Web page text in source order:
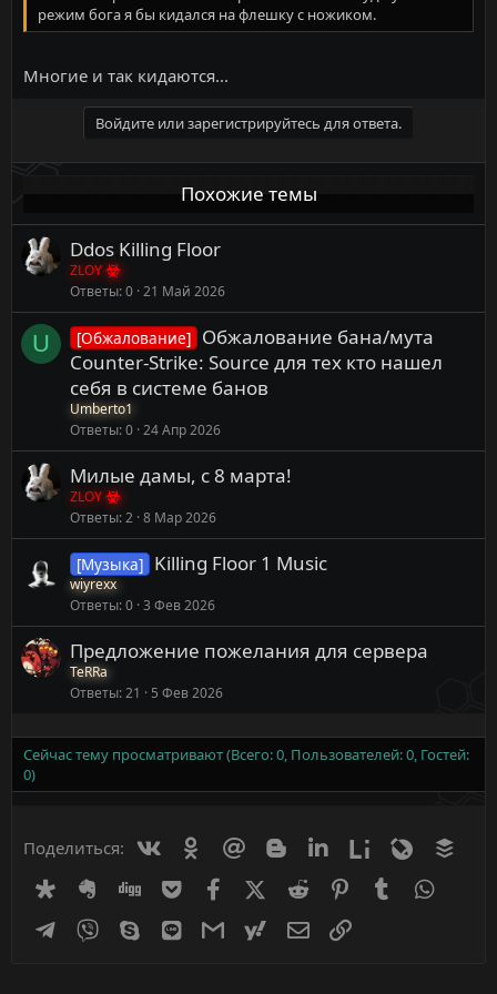
ADMIN ADMINSAYсообщение Показывает всем игрокам
имя_карты.rom
ADMIN SET ENGINE.GAMEINFO GAMEDIFFICULTY xМеняет
сложность следующей карты на x (1 = Бегиннер, 2 =
Самоубийственный)
Останавливает игру
режим бога я бы кидался на флешку с ножиком.
Многие и так кидаются...
Войдите или зарегистрируйтесь для ответа.
Похожие темы
Ddos Killing Floor
ZLOY
Ответы 0 21 Май 2026
U [Обжалование] Обжалование бана/мута
Counter-Strike: Source для тех кто нашел
себя в системе банов
Umberto1
Ответы 0 24 Апр 2026
Милые дамы, с 8 марта!
ZLOY
Ответы 2 8 Мар 2026
[Музыка] Killing Floor 1 Music
wiyrexx
Ответы 0 3 Фев 2026
Предложение пожелания для сервера
TeRRa
Ответы 21 5 Фев 2026
Сейчас тему просматривают (Всего: 0, Пользователей: 0, Гостей:
0)
Поделиться: ВконтактеОдноклассники
Mail.ru BloggerLinkedinLiveinternet
Livejournal
DiasporaEvernoteDigg GetpocketFacebookX (Twitter)
Reddit PinterestTumblr
Telegram
Viber Skype Line GmailyahoomailЭлектронная почта